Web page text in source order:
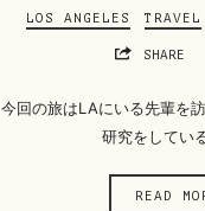
LOS ANGELES TRAVEL
SHARE
今回の旅はLAにいる先輩を
研究をしてい
READ